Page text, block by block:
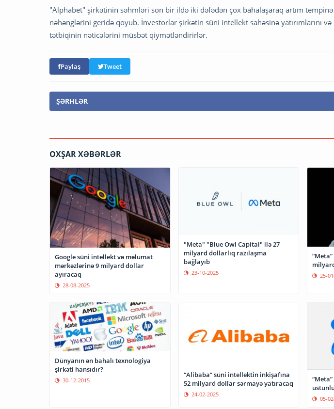
"Alphabet" şirkətinin səhmləri son bir ildə iki dəfədən çox bahalaşaraq artım
nəhənglərini geridə qoyub. İnvestorlar şirkətin süni intellekt sahəsinə yatırımlarını
tətbiqinin nəticələrini müsbət qiymətləndirirlər.
Paylaş Tweet
ŞƏRHLƏR
OXŞAR XƏBƏRLƏR
Google süni intellekt və məlumat
mərkəzlərinə 9 milyard dollar
ayıracaq
28-08-2025
"Meta" "Blue Owl Capital" ilə 27
milyard dollarlıq razılaşma
bağlayıb
23-10-2025 25-
Dünyanın ən bahalı texnologiya
şirkəti hansıdır?
30-12-2015
“Alibaba” süni intellektin inkişafına
52 milyard dollar sərmayə yatıracaq
24-02-2025
05-